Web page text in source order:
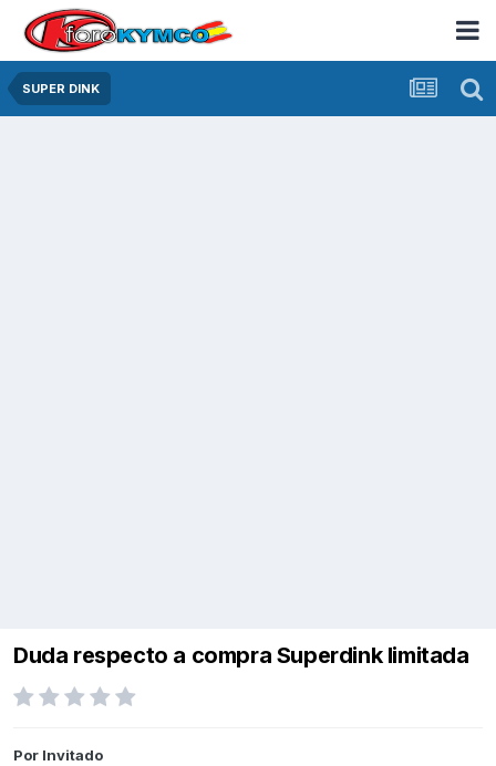
SUPER DINK
Duda respecto a compra Superdink limitada
Por Invitado